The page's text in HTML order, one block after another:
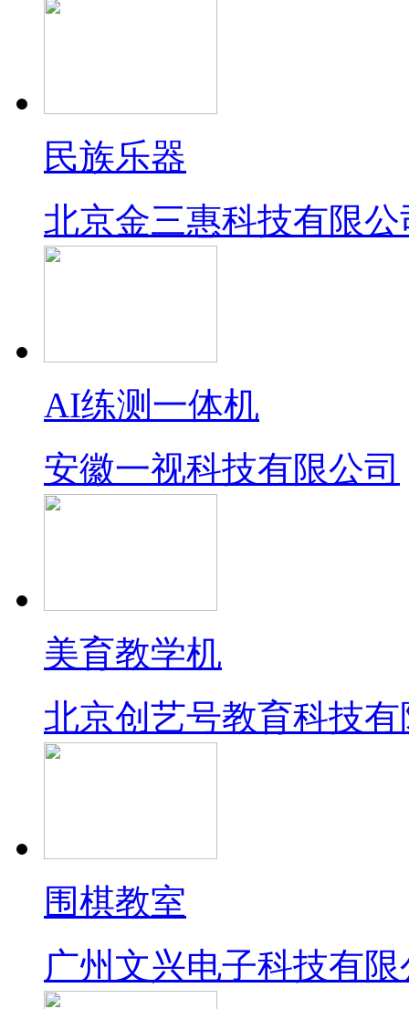
民族乐器
北京金三惠科技有限公
AI练测一体机
安徽一视科技有限公司
美育教学机
北京创艺号教育科技
围棋教室
广州文兴电子科技有限